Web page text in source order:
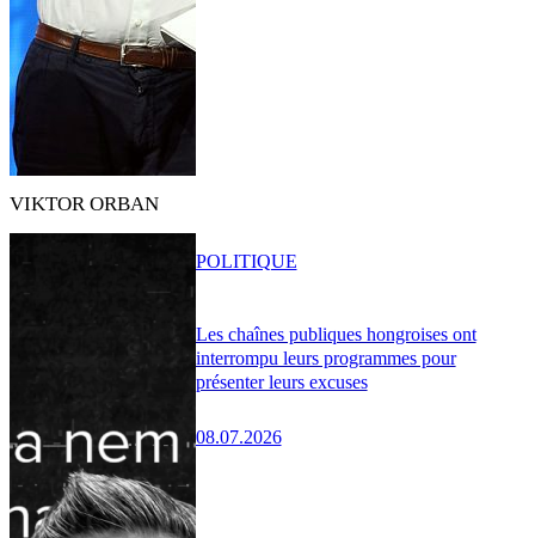
VIKTOR ORBAN
Les chaînes publiques hongroises ont
interrompu leurs programmes pour
présenter leurs excuses
08.07.2026
POLITIQUE